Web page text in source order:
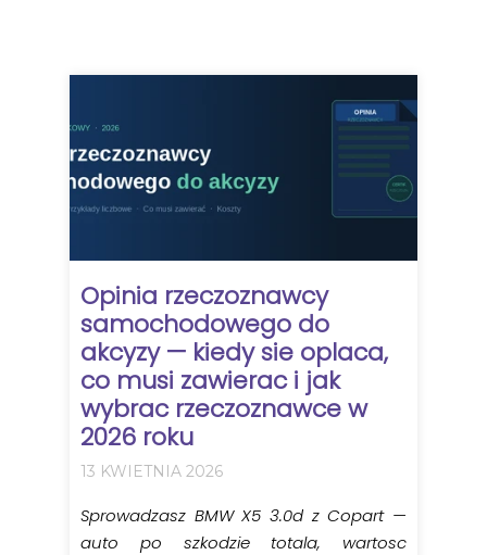
Opinia rzeczoznawcy
samochodowego do
akcyzy — kiedy sie oplaca,
co musi zawierac i jak
wybrac rzeczoznawce w
2026 roku
13 KWIETNIA 2026
Sprowadzasz BMW X5 3.0d z Copart —
auto po szkodzie totala, wartosc